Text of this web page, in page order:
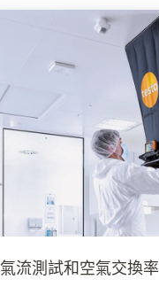
氣流測試和空氣交換率